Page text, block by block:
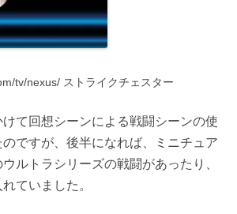
tv/nexus/ ストライクチェスター
て回想シーンによる戦闘シーンの使
ですが、後半になれば、ミニチュア
ルトラシリーズの戦闘があったり、
ていました。